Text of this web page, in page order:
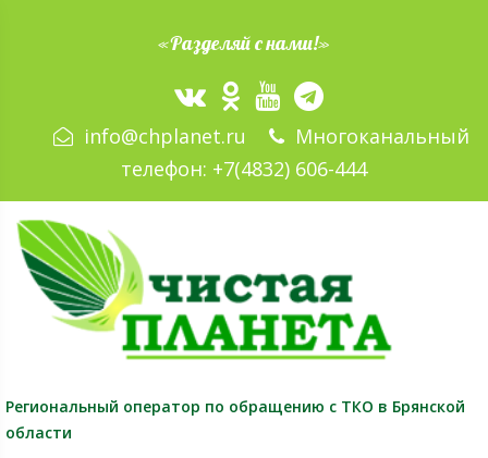
«Разделяй с нами!»
info@chplanet.ru
Многоканальный
телефон: +7(4832) 606-444
Региональный оператор по обращению с ТКО в Брянской
области